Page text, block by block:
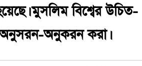
মুসলিম বিশ্বের উচিত-
অনুকরন করা।